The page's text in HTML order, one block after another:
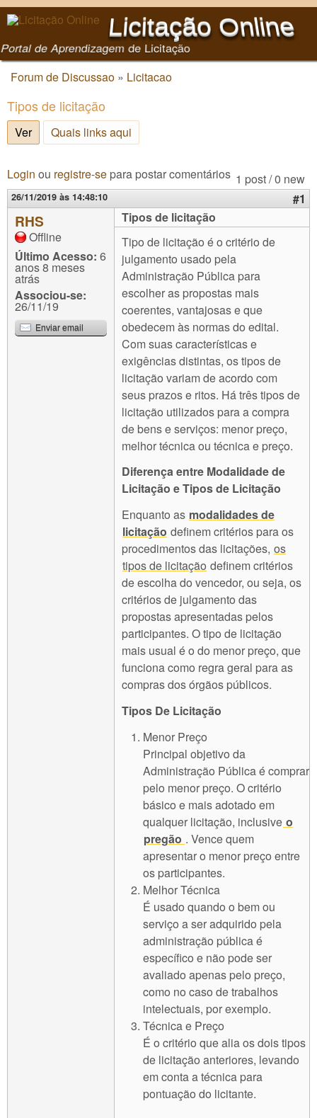
Pular para o conteúdo
principal
Licitação Online
Portal de Aprendizagem de Licitação
Você está aqui
Forum de Discussao » Licitacao
Tipos de licitação
Ver(aba ativa)
Quais links aqui
1 post / 0 new
Login ou registre-se para postar comentários
26/11/2019 às 14:48:10 #1
RHS
Offline
Último Acesso: 6
anos 8 meses
atrás
Associou-se:
26/11/19
Enviar email
Tipos de licitação
Tipo de licitação é o critério de
julgamento usado pela
Administração Pública para
escolher as propostas mais
coerentes, vantajosas e que
obedecem às normas do edital.
Com suas características e
exigências distintas, os tipos de
licitação variam de acordo com
seus prazos e ritos. Há três tipos de
licitação utilizados para a compra
de bens e serviços: menor preço,
melhor técnica ou técnica e preço.
Diferença entre Modalidade de
Licitação e Tipos de Licitação
Enquanto as modalidades de
licitação definem critérios para os
procedimentos das licitações, os
tipos de licitação definem critérios
de escolha do vencedor, ou seja, os
critérios de julgamento das
propostas apresentadas pelos
participantes. O tipo de licitação
mais usual é o do menor preço, que
funciona como regra geral para as
compras dos órgãos públicos.
Tipos De Licitação
Menor Preço
Principal objetivo da
Administração Pública é comprar
pelo menor preço. O critério
básico e mais adotado em
qualquer licitação, inclusive o
pregão . Vence quem
apresentar o menor preço entre
os participantes.
Melhor Técnica
É usado quando o bem ou
serviço a ser adquirido pela
administração pública é
específico e não pode ser
avaliado apenas pelo preço,
como no caso de trabalhos
intelectuais, por exemplo.
Técnica e Preço
É o critério que alia os dois tipos
de licitação anteriores, levando
em conta a técnica para
pontuação do licitante.